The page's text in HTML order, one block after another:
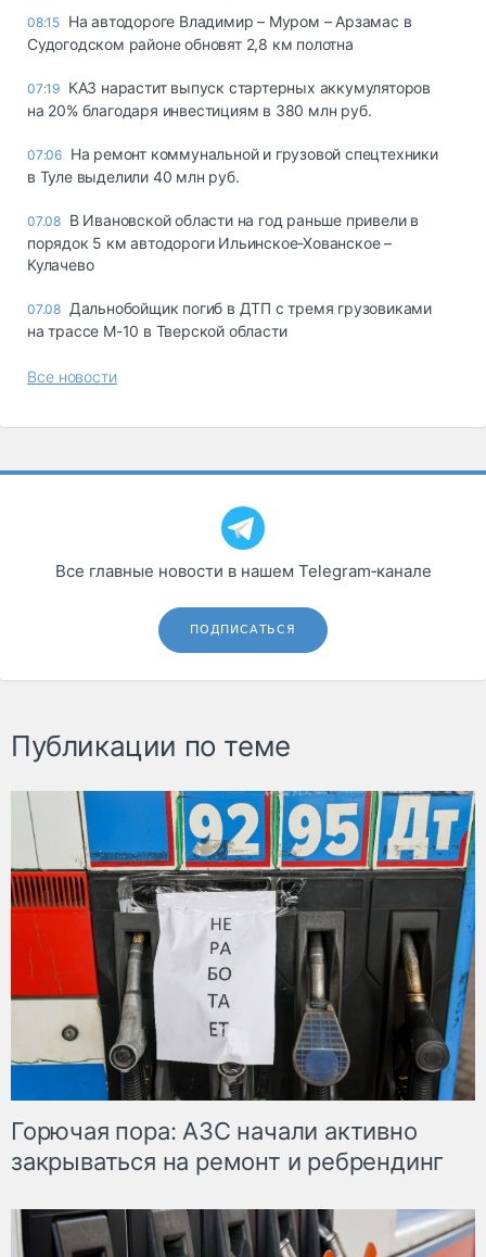
08:15 На автодороге Владимир – Муром – Арзамас в
Судогодском районе обновят 2,8 км полотна
07:19 КАЗ нарастит выпуск стартерных аккумуляторов
на 20% благодаря инвестициям в 380 млн руб.
07:06 На ремонт коммунальной и грузовой спецтехники
в Туле выделили 40 млн руб.
07.08 В Ивановской области на год раньше привели в
порядок 5 км автодороги Ильинское-Хованское –
Кулачево
07.08 Дальнобойщик погиб в ДТП с тремя грузовиками
на трассе М-10 в Тверской области
Все новости
Все главные новости в нашем Telegram‑канале
ПОДПИСАТЬСЯ
Публикации по теме
Горючая пора: АЗС начали активно
закрываться на ремонт и ребрендинг